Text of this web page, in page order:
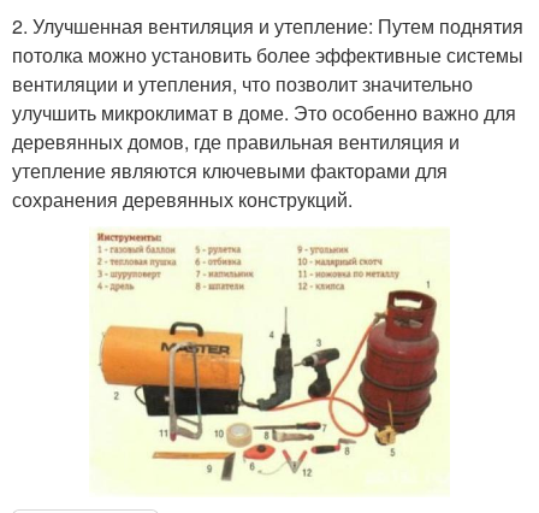
2. Улучшенная вентиляция и утепление: Путем поднятия
потолка можно установить более эффективные системы
вентиляции и утепления, что позволит значительно
улучшить микроклимат в доме. Это особенно важно для
деревянных домов, где правильная вентиляция и
утепление являются ключевыми факторами для
сохранения деревянных конструкций.